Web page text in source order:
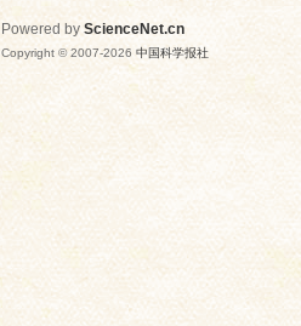
Powered by ScienceNet.cn
Copyright © 2007-2026 中国科学报社